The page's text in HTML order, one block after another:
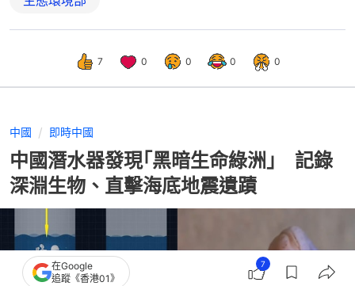
7 0 0 0 0
中國 即時中國
中國潛水器發現｢黑暗生命綠洲｣ 記錄
深淵生物、直擊海底地震遺蹟
在Google
追蹤《香港01》
7